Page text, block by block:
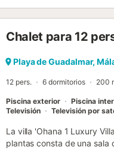
Chalet para 12
Playa de Guadalmar,
12 pers. 6 dormitorios 200
Piscina exterior Piscina
Televisión
Televisión por
La villa 'Ohana 1 Luxury
plantas consta de una